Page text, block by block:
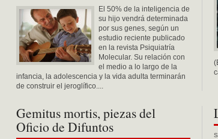
El 50% de la inteligencia de
su hijo vendrá determinada
por sus genes, según un
estudio reciente publicado
en la revista Psiquiatría
Molecular. Su relación con
el medio a lo largo de la
infancia, la adolescencia y la vida adulta terminarán
de construir el jeroglífico....
Gemitus mortis, piezas del
Oficio de Difuntos